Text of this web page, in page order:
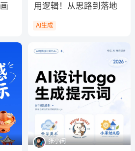
用逻辑！从思路到落地
AI生成
张小闲